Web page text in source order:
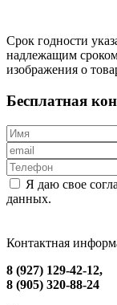
Срок годности
надлежащим
изображения о
Бесплатная
Я даю свое
данных.
Контактная
8 (927) 129-42-12,
8 (905) 320-88-24